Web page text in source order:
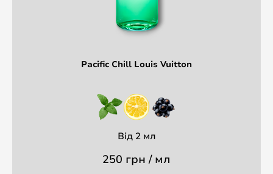
Pacific Chill Louis Vuitton
Від 2 мл
250 грн / мл